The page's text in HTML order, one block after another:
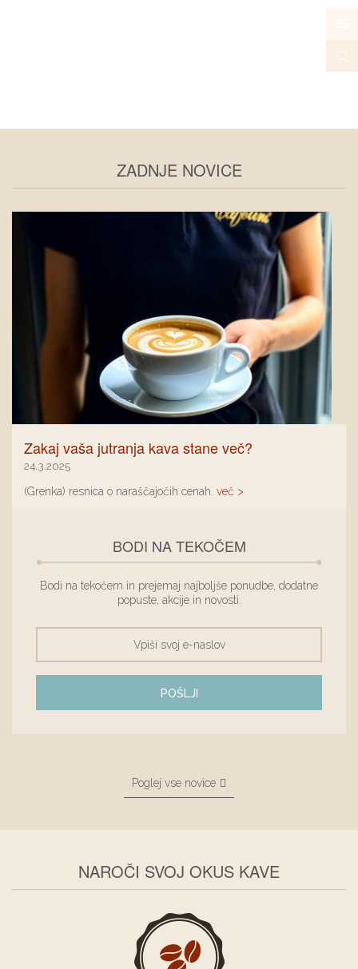
ZADNJE NOVICE
Zakaj vaša jutranja kava stane več?
24.3.2025
(Grenka) resnica o naraščajočih cenah. več >
BODI NA TEKOČEM
Bodi na tekočem in prejemaj najboljše ponudbe, dodatne
popuste, akcije in novosti.
POŠLJI
Poglej vse novice
NAROČI SVOJ OKUS KAVE